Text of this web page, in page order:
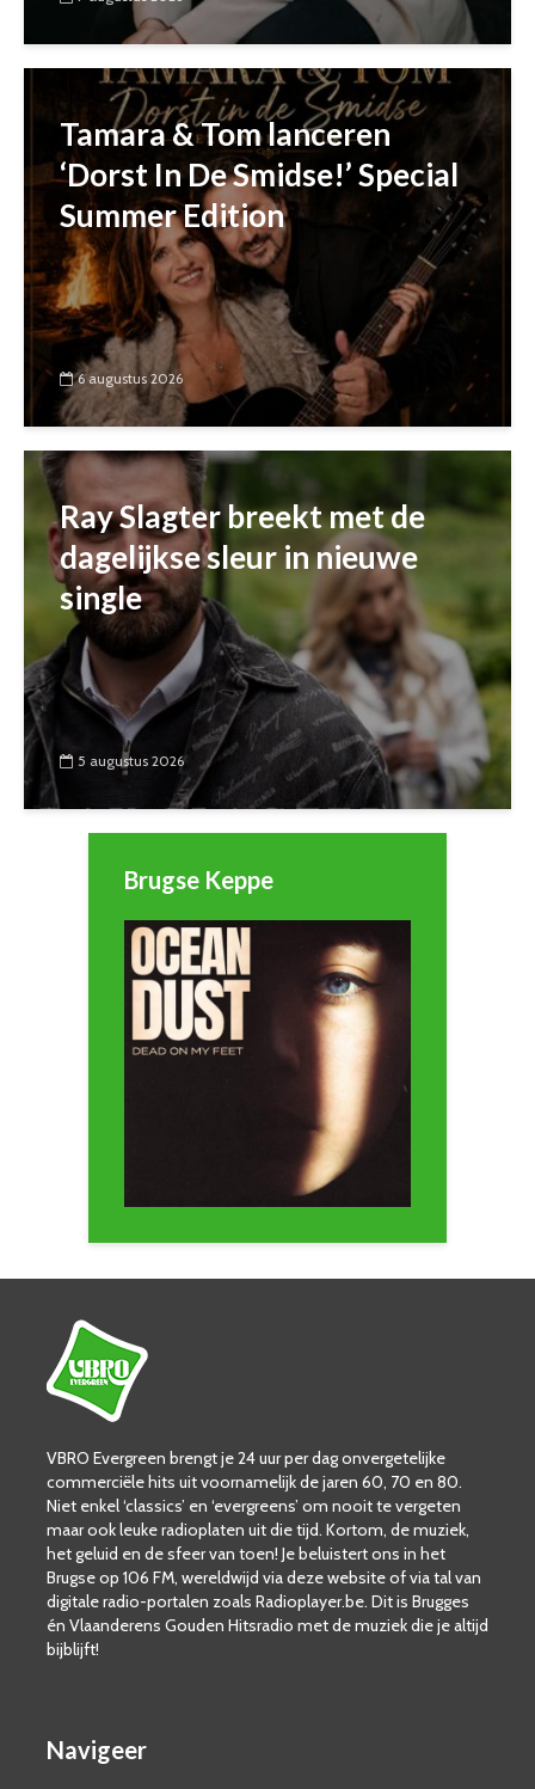
Tamara & Tom lanceren
‘Dorst In De Smidse!’ Special
Summer Edition
6 augustus 2026
Ray Slagter breekt met de
dagelijkse sleur in nieuwe
single
5 augustus 2026
Brugse Keppe
VBRO Evergreen brengt je 24 uur per dag onvergetelijke
commerciële hits uit voornamelijk de jaren 60, 70 en 80.
Niet enkel ‘classics’ en ‘evergreens’ om nooit te vergeten
maar ook leuke radioplaten uit die tijd. Kortom, de muziek,
het geluid en de sfeer van toen! Je beluistert ons in het
Brugse op 106 FM, wereldwijd via deze website of via tal van
digitale radio-portalen zoals Radioplayer.be. Dit is Brugges
én Vlaanderens Gouden Hitsradio met de muziek die je altijd
bijblijft!
Navigeer